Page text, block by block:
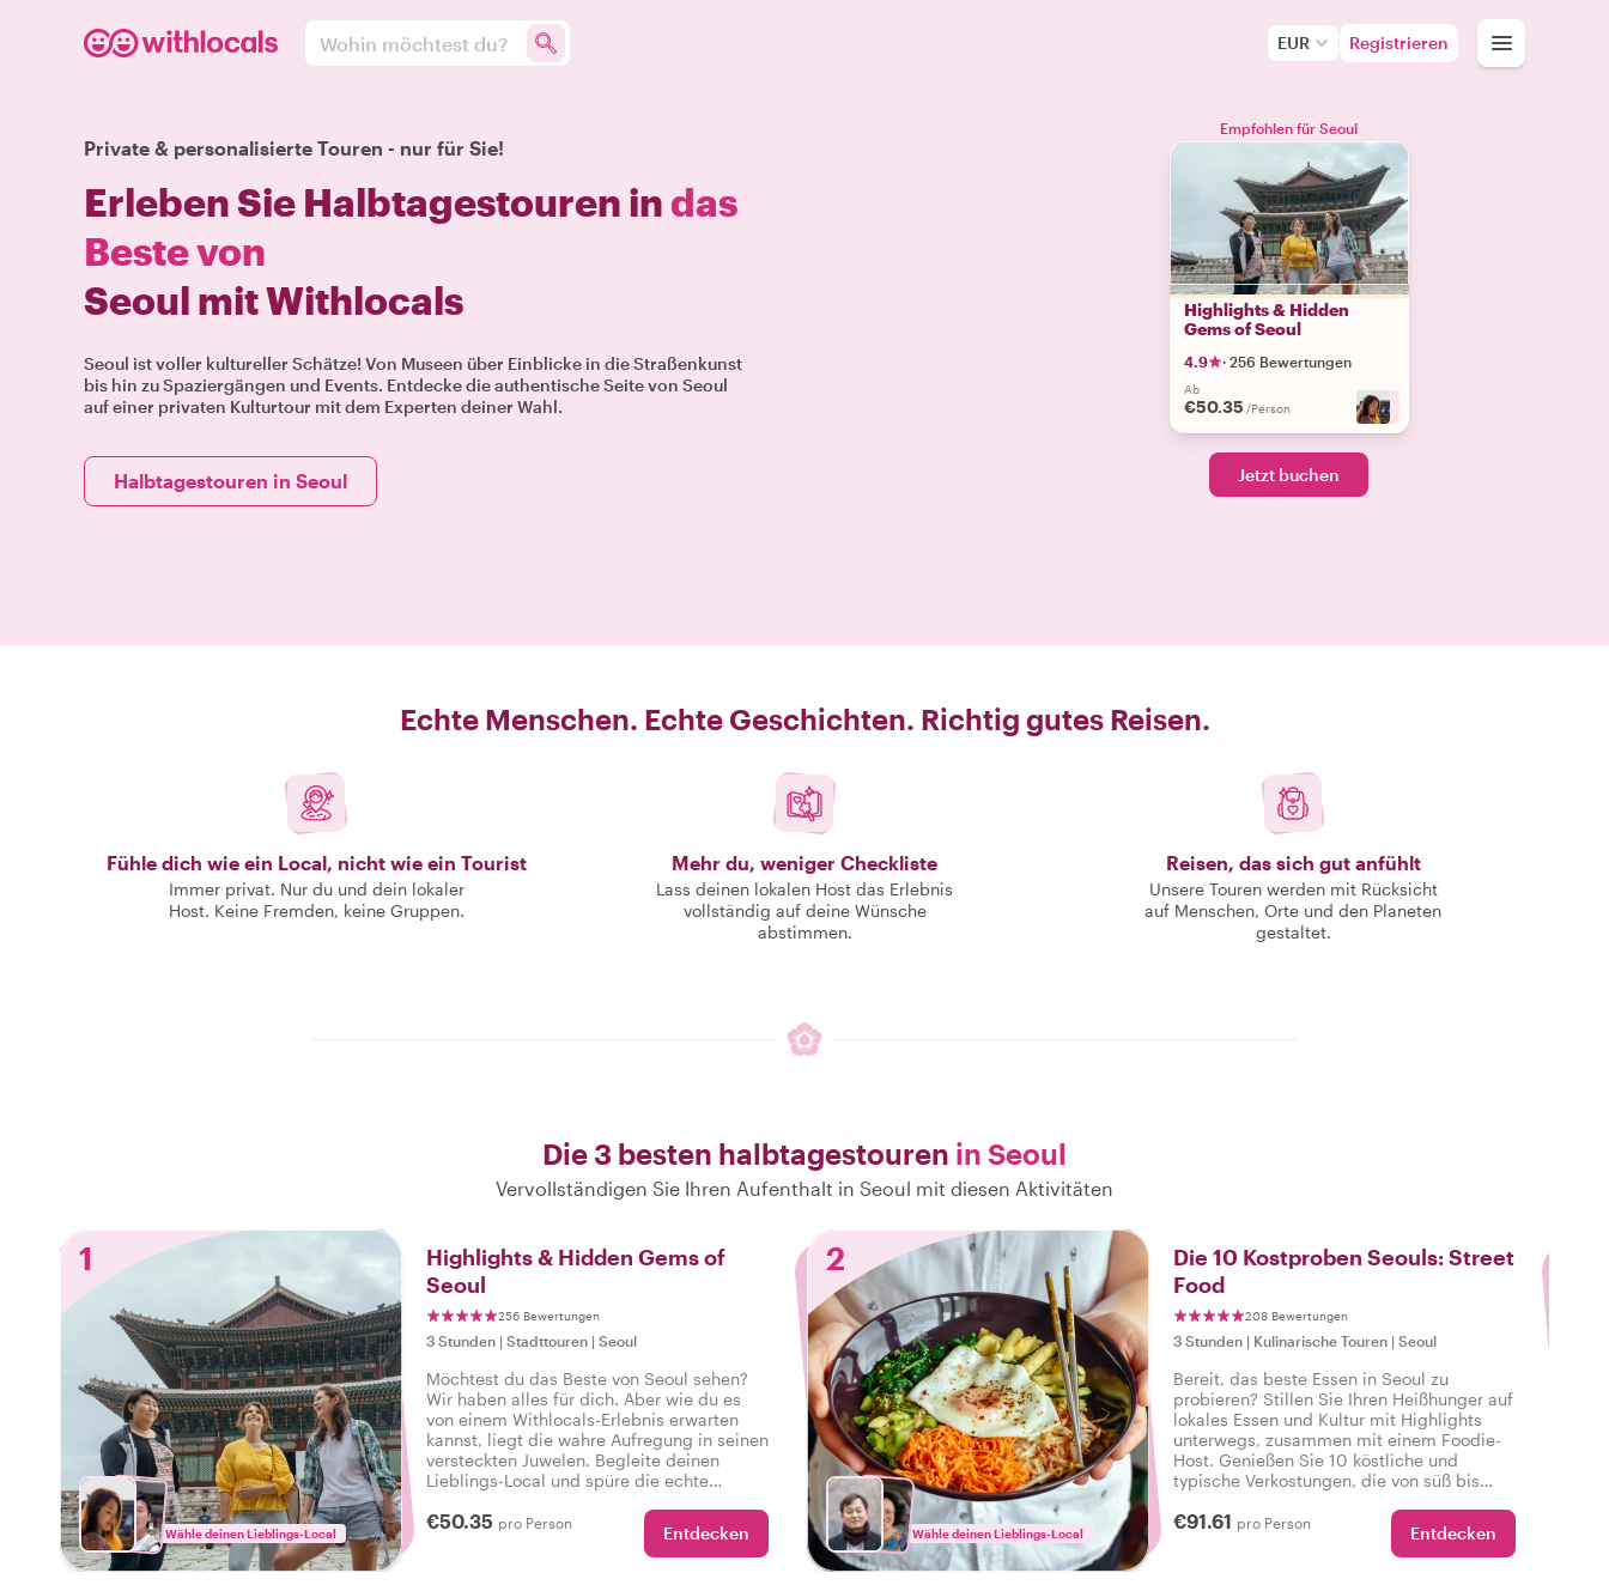
Wohin möchtest du? EUR Registrieren
Private & personalisierte Touren - nur für Sie!
Erleben Sie Halbtagestouren indas
Beste von
Seoul mit Withlocals
Seoul ist voller kultureller Schätze! Von Museen über Einblicke in die Straßenkunst
bis hin zu Spaziergängen und Events. Entdecke die authentische Seite von Seoul
auf einer privaten Kulturtour mit dem Experten deiner Wahl.
Halbtagestouren in Seoul
Empfohlen für Seoul
Highlights & Hidden
Gems of Seoul
4.9 · 256 Bewertungen
Ab
€50.35 /Person +8
Jetzt buchen
Echte Menschen. Echte Geschichten. Richtig gutes Reisen.
Fühle dich wie ein Local, nicht wie ein Tourist
Immer privat. Nur du und dein lokaler
Host. Keine Fremden, keine Gruppen.
Mehr du, weniger Checkliste
Lass deinen lokalen Host das Erlebnis
vollständig auf deine Wünsche
abstimmen.
Reisen, das sich gut anfühlt
Unsere Touren werden mit Rücksicht
auf Menschen, Orte und den Planeten
gestaltet.
Die 3 besten halbtagestouren in Seoul
Vervollständigen Sie Ihren Aufenthalt in Seoul mit diesen Aktivitäten
1
Wähle deinen Lieblings-Local
Highlights & Hidden Gems of
Seoul
256 Bewertungen
3 Stunden | Stadttouren | Seoul
Möchtest du das Beste von Seoul sehen?
Wir haben alles für dich. Aber wie du es
von einem Withlocals-Erlebnis erwarten
kannst, liegt die wahre Aufregung in seinen
versteckten Juwelen. Begleite deinen
Lieblings-Local und spüre die echte
alles zu bieten hat, damit du sagen kannst:
Ich habe das echte Seoul erlebt!
€50.35 pro Person Entdecken
2
Wähle deinen Lieblings-Local
Die 10 Kostproben Seouls: Street
Food
208 Bewertungen
3 Stunden | Kulinarische Touren | Seoul
Bereit, das beste Essen in Seoul zu
probieren? Stillen Sie Ihren Heißhunger auf
lokales Essen und Kultur mit Highlights
unterwegs, zusammen mit einem Foodie-
Host. Genießen Sie 10 köstliche und
typische Verkostungen, die von süß bis
leckeren Food-Tour in Seoul.
€91.61 pro Person Entdecken